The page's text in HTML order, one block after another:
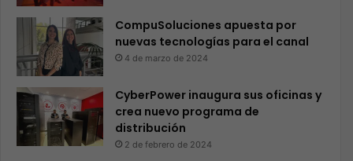
CompuSoluciones apuesta por
nuevas tecnologías para el canal
4 de marzo de 2024
CyberPower inaugura sus oficinas y
crea nuevo programa de
distribución
2 de febrero de 2024